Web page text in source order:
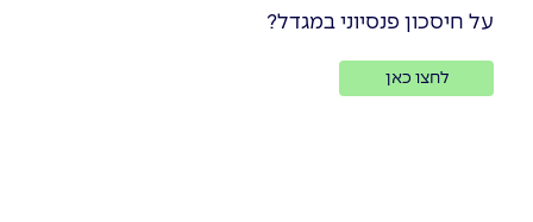
על חיסכון פנסיוני במגדל?
לחצו כאן